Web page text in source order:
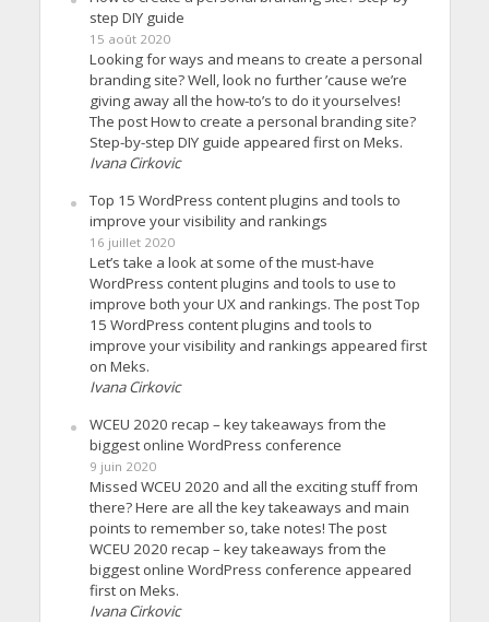
step DIY guide
15 août 2020
Looking for ways and means to create a personal
branding site? Well, look no further ’cause we’re
giving away all the how-to’s to do it yourselves!
The post How to create a personal branding site?
Step-by-step DIY guide appeared first on Meks.
Ivana Cirkovic
Top 15 WordPress content plugins and tools to
improve your visibility and rankings
16 juillet 2020
Let’s take a look at some of the must-have
WordPress content plugins and tools to use to
improve both your UX and rankings. The post Top
15 WordPress content plugins and tools to
improve your visibility and rankings appeared first
on Meks.
Ivana Cirkovic
WCEU 2020 recap – key takeaways from the
biggest online WordPress conference
9 juin 2020
Missed WCEU 2020 and all the exciting stuff from
there? Here are all the key takeaways and main
points to remember so, take notes! The post
WCEU 2020 recap – key takeaways from the
biggest online WordPress conference appeared
first on Meks.
Ivana Cirkovic